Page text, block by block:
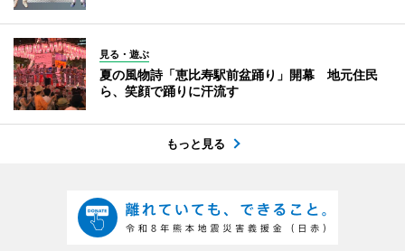
見る・遊ぶ
夏の風物詩「恵比寿駅前盆踊り」開幕 地元住民
ら、笑顔で踊りに汗流す
もっと見る